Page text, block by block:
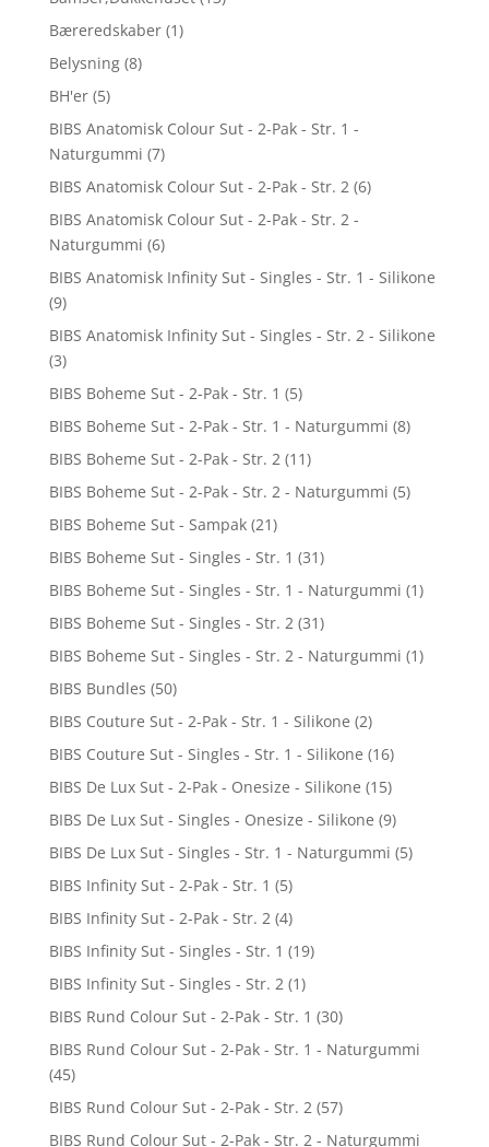
Bæreredskaber (1)
Belysning (8)
BH'er (5)
BIBS Anatomisk Colour Sut - 2-Pak - Str. 1 -
Naturgummi (7)
BIBS Anatomisk Colour Sut - 2-Pak - Str. 2 (6)
BIBS Anatomisk Colour Sut - 2-Pak - Str. 2 -
Naturgummi (6)
BIBS Anatomisk Infinity Sut - Singles - Str. 1 - Silikone
(9)
BIBS Anatomisk Infinity Sut - Singles - Str. 2 - Silikone
(3)
BIBS Boheme Sut - 2-Pak - Str. 1 (5)
BIBS Boheme Sut - 2-Pak - Str. 1 - Naturgummi (8)
BIBS Boheme Sut - 2-Pak - Str. 2 (11)
BIBS Boheme Sut - 2-Pak - Str. 2 - Naturgummi (5)
BIBS Boheme Sut - Sampak (21)
BIBS Boheme Sut - Singles - Str. 1 (31)
BIBS Boheme Sut - Singles - Str. 1 - Naturgummi (1)
BIBS Boheme Sut - Singles - Str. 2 (31)
BIBS Boheme Sut - Singles - Str. 2 - Naturgummi (1)
BIBS Bundles (50)
BIBS Couture Sut - 2-Pak - Str. 1 - Silikone (2)
BIBS Couture Sut - Singles - Str. 1 - Silikone (16)
BIBS De Lux Sut - 2-Pak - Onesize - Silikone (15)
BIBS De Lux Sut - Singles - Onesize - Silikone (9)
BIBS De Lux Sut - Singles - Str. 1 - Naturgummi (5)
BIBS Infinity Sut - 2-Pak - Str. 1 (5)
BIBS Infinity Sut - 2-Pak - Str. 2 (4)
BIBS Infinity Sut - Singles - Str. 1 (19)
BIBS Infinity Sut - Singles - Str. 2 (1)
BIBS Rund Colour Sut - 2-Pak - Str. 1 (30)
BIBS Rund Colour Sut - 2-Pak - Str. 1 - Naturgummi
(45)
BIBS Rund Colour Sut - 2-Pak - Str. 2 (57)
BIBS Rund Colour Sut - 2-Pak - Str. 2 - Naturgummi